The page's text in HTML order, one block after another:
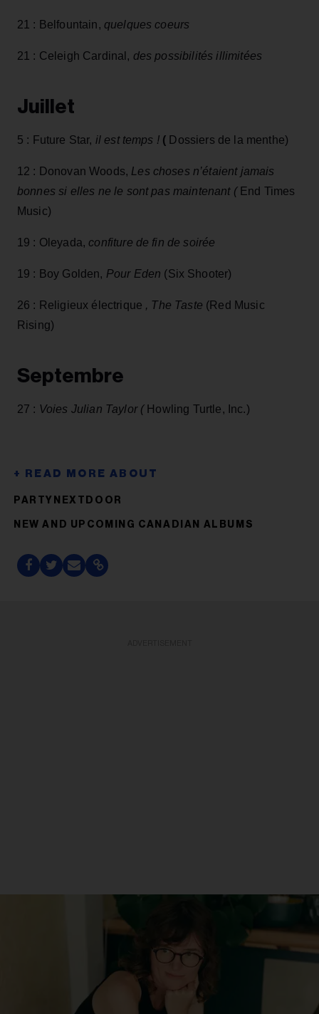
21 : Belfountain, quelques coeurs
21 : Celeigh Cardinal, des possibilités illimitées
Juillet
5 : Future Star, il est temps ! ( Dossiers de la menthe)
12 : Donovan Woods, Les choses n’étaient jamais
bonnes si elles ne le sont pas maintenant (End Times
Music)
19 : Oleyada, confiture de fin de soirée
19 : Boy Golden, Pour Eden (Six Shooter)
26 : Religieux électrique , The Taste (Red Music
Rising)
Septembre
27 : Voies Julian Taylor (Howling Turtle, Inc.)
PARTYNEXTDOOR
NEW AND UPCOMING CANADIAN ALBUMS